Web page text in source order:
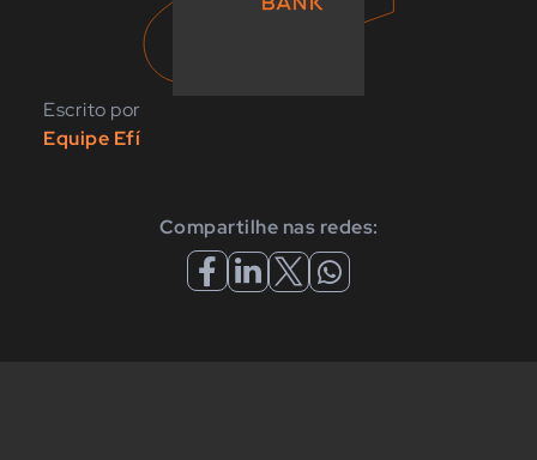
Escrito por
Equipe Efí
Compartilhe nas redes: